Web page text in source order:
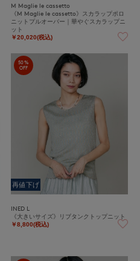
M Maglie le cassetto
《M Maglie le cassetto》スカラップポロ
ニットプルオーバー｜華やぐスカラップニ
ット
￥20,020(税込)
50%
OFF
再値下げ
INED L
《大きいサイズ》リブタンクトップニット
￥8,800(税込)